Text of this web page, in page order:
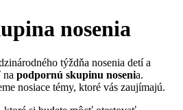
nosenia
týždňa nosenia detí a
na podpornú skupinu nosenia.
nosiace témy, ktoré vás zaujímajú.